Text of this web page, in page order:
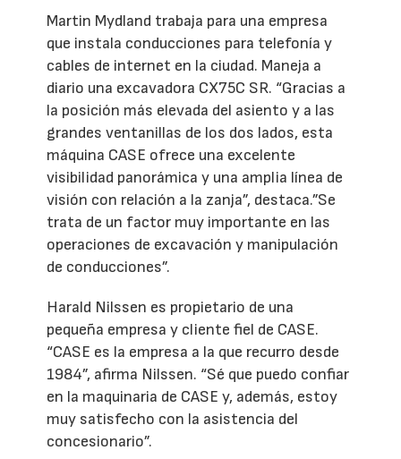
Martin Mydland trabaja para una empresa
que instala conducciones para telefonía y
cables de internet en la ciudad. Maneja a
diario una excavadora CX75C SR. “Gracias a
la posición más elevada del asiento y a las
grandes ventanillas de los dos lados, esta
máquina CASE ofrece una excelente
visibilidad panorámica y una amplia línea de
visión con relación a la zanja”, destaca.”Se
trata de un factor muy importante en las
operaciones de excavación y manipulación
de conducciones”.
Harald Nilssen es propietario de una
pequeña empresa y cliente fiel de CASE.
“CASE es la empresa a la que recurro desde
1984”, afirma Nilssen. “Sé que puedo confiar
en la maquinaria de CASE y, además, estoy
muy satisfecho con la asistencia del
concesionario”.